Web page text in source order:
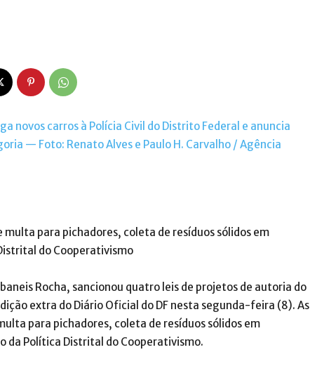
para pichadores, coleta de resíduos sólidos em
do Cooperativismo
Rocha, sancionou quatro leis de projetos de autoria do
extra do Diário Oficial do DF nesta segunda-feira (8). As
para pichadores, coleta de resíduos sólidos em
da Política Distrital do Cooperativismo.